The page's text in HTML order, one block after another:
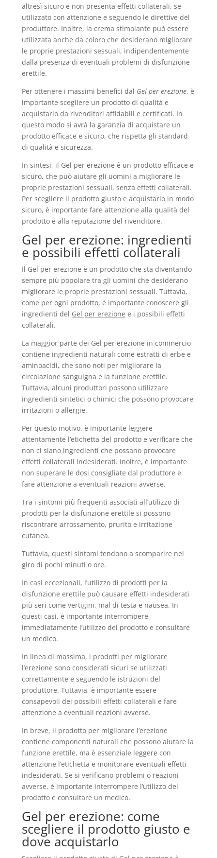
altresì sicuro e non presenta effetti collaterali, se
utilizzato con attenzione e seguendo le direttive del
produttore. Inoltre, la crema stimolante può essere
utilizzata anche da coloro che desiderano migliorare
le proprie prestazioni sessuali, indipendentemente
dalla presenza di eventuali problemi di disfunzione
erettile.
Per ottenere i massimi benefici dal Gel per erezione, è
importante scegliere un prodotto di qualità e
acquistarlo da rivenditori affidabili e certificati. In
questo modo si avrà la garanzia di acquistare un
prodotto efficace e sicuro, che rispetta gli standard
di qualità e sicurezza.
In sintesi, il Gel per erezione è un prodotto efficace e
sicuro, che può aiutare gli uomini a migliorare le
proprie prestazioni sessuali, senza effetti collaterali.
Per scegliere il prodotto giusto e acquistarlo in modo
sicuro, è importante fare attenzione alla qualità del
prodotto e alla reputazione del rivenditore.
Gel per erezione: ingredienti
e possibili effetti collaterali
Il Gel per erezione è un prodotto che sta diventando
sempre più popolare tra gli uomini che desiderano
migliorare le proprie prestazioni sessuali. Tuttavia,
come per ogni prodotto, è importante conoscere gli
ingredienti del Gel per erezione e i possibili effetti
collaterali.
La maggior parte dei Gel per erezione in commercio
contiene ingredienti naturali come estratti di erbe e
aminoacidi, che sono noti per migliorare la
circolazione sanguigna e la funzione erettile.
Tuttavia, alcuni produttori possono utilizzare
ingredienti sintetici o chimici che possono provocare
irritazioni o allergie.
Per questo motivo, è importante leggere
attentamente l’etichetta del prodotto e verificare che
non ci siano ingredienti che possano provocare
effetti collaterali indesiderati. Inoltre, è importante
non superare le dosi consigliate dal produttore e
fare attenzione a eventuali reazioni avverse.
Tra i sintomi più frequenti associati all’utilizzo di
prodotti per la disfunzione erettile si possono
riscontrare arrossamento, prurito e irritazione
cutanea.
Tuttavia, questi sintomi tendono a scomparire nel
giro di pochi minuti o ore.
In casi eccezionali, l’utilizzo di prodotti per la
disfunzione erettile può causare effetti indesiderati
più seri come vertigini, mal di testa e nausea. In
questi casi, è importante interrompere
immediatamente l’utilizzo del prodotto e consultare
un medico.
In linea di massima, i prodotti per migliorare
l’erezione sono considerati sicuri se utilizzati
correttamente e seguendo le istruzioni del
produttore. Tuttavia, è importante essere
consapevoli dei possibili effetti collaterali e fare
attenzione a eventuali reazioni avverse.
In breve, il prodotto per migliorare l’erezione
contiene componenti naturali che possono aiutare la
funzione erettile, ma è essenziale leggere con
attenzione l’etichetta e monitorare eventuali effetti
indesiderati. Se si verificano problemi o reazioni
avverse, è importante interrompere l’utilizzo del
prodotto e consultare un medico.
Gel per erezione: come
scegliere il prodotto giusto e
dove acquistarlo